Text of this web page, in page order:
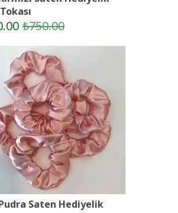
₺750.00
Saten Hediyelik